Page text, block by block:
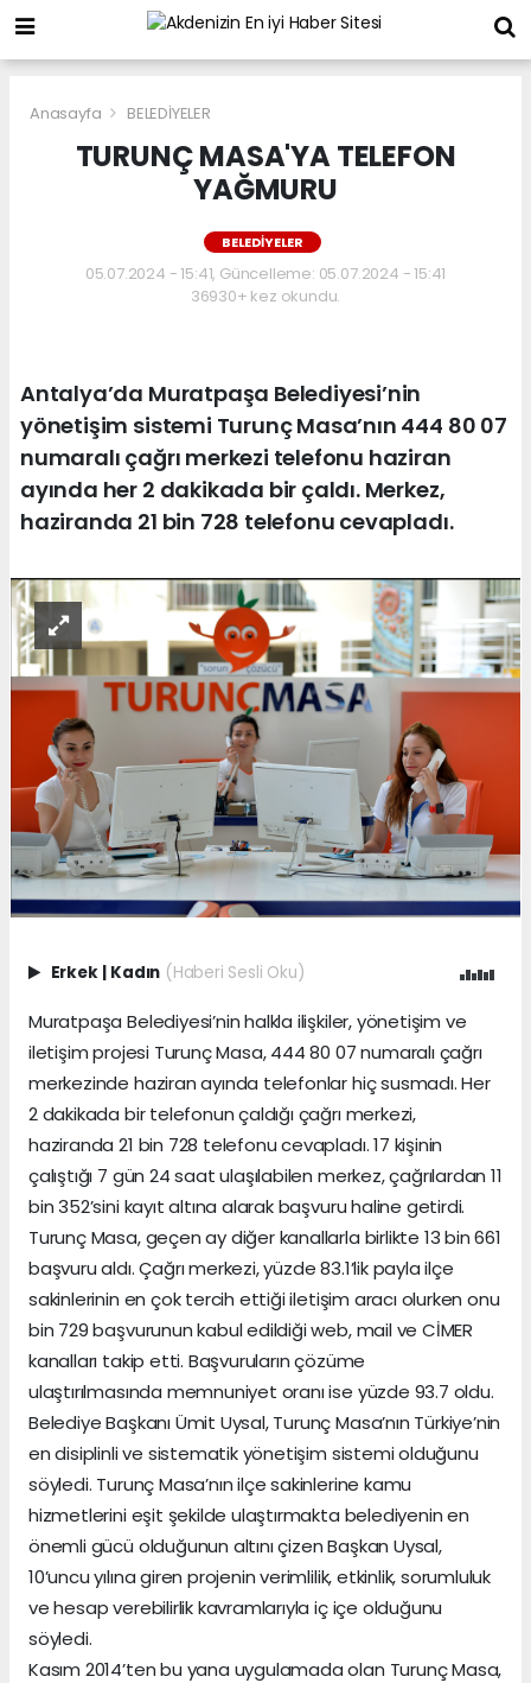
Anasayfa BELEDİYELER
TURUNÇ MASA'YA TELEFON
YAĞMURU
BELEDİYELER
05.07.2024 - 15:41, Güncelleme: 05.07.2024 - 15:41
36930+ kez okundu.
Antalya’da Muratpaşa Belediyesi’nin
yönetişim sistemi Turunç Masa’nın 444 80 07
numaralı çağrı merkezi telefonu haziran
ayında her 2 dakikada bir çaldı. Merkez,
haziranda 21 bin 728 telefonu cevapladı.
Erkek | Kadın (Haberi Sesli Oku)
Muratpaşa Belediyesi’nin halkla ilişkiler, yönetişim ve
iletişim projesi Turunç Masa, 444 80 07 numaralı çağrı
merkezinde haziran ayında telefonlar hiç susmadı. Her
2 dakikada bir telefonun çaldığı çağrı merkezi,
haziranda 21 bin 728 telefonu cevapladı. 17 kişinin
çalıştığı 7 gün 24 saat ulaşılabilen merkez, çağrılardan 11
bin 352’sini kayıt altına alarak başvuru haline getirdi.
Turunç Masa, geçen ay diğer kanallarla birlikte 13 bin 661
başvuru aldı. Çağrı merkezi, yüzde 83.1’lik payla ilçe
sakinlerinin en çok tercih ettiği iletişim aracı olurken onu
bin 729 başvurunun kabul edildiği web, mail ve CİMER
kanalları takip etti. Başvuruların çözüme
ulaştırılmasında memnuniyet oranı ise yüzde 93.7 oldu.
Belediye Başkanı Ümit Uysal, Turunç Masa’nın Türkiye’nin
en disiplinli ve sistematik yönetişim sistemi olduğunu
söyledi. Turunç Masa’nın ilçe sakinlerine kamu
hizmetlerini eşit şekilde ulaştırmakta belediyenin en
önemli gücü olduğunun altını çizen Başkan Uysal,
10’uncu yılına giren projenin verimlilik, etkinlik, sorumluluk
ve hesap verebilirlik kavramlarıyla iç içe olduğunu
söyledi.
Kasım 2014’ten bu yana uygulamada olan Turunç Masa,